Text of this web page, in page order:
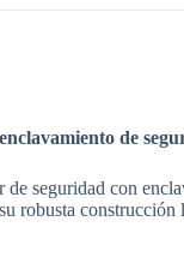
de
seguridad con
robusta construcción